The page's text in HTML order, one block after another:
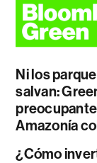
Ni los
salvan:
Amazonía
¿Cómo